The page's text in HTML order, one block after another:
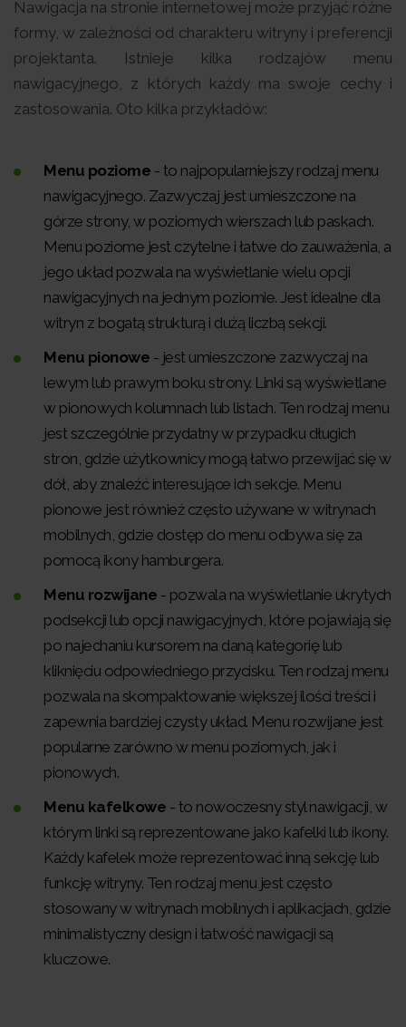
Nawigacja na stronie internetowej może przyjąć różne
formy, w zależności od charakteru witryny i preferencji
projektanta. Istnieje kilka rodzajów menu
nawigacyjnego, z których każdy ma swoje cechy i
zastosowania. Oto kilka przykładów:
Menu poziome - to najpopularniejszy rodzaj menu
nawigacyjnego. Zazwyczaj jest umieszczone na
górze strony, w poziomych wierszach lub paskach.
Menu poziome jest czytelne i łatwe do zauważenia, a
jego układ pozwala na wyświetlanie wielu opcji
nawigacyjnych na jednym poziomie. Jest idealne dla
witryn z bogatą strukturą i dużą liczbą sekcji.
Menu pionowe - jest umieszczone zazwyczaj na
lewym lub prawym boku strony. Linki są wyświetlane
w pionowych kolumnach lub listach. Ten rodzaj menu
jest szczególnie przydatny w przypadku długich
stron, gdzie użytkownicy mogą łatwo przewijać się w
dół, aby znaleźć interesujące ich sekcje. Menu
pionowe jest również często używane w witrynach
mobilnych, gdzie dostęp do menu odbywa się za
pomocą ikony hamburgera.
Menu rozwijane - pozwala na wyświetlanie ukrytych
podsekcji lub opcji nawigacyjnych, które pojawiają się
po najechaniu kursorem na daną kategorię lub
kliknięciu odpowiedniego przycisku. Ten rodzaj menu
pozwala na skompaktowanie większej ilości treści i
zapewnia bardziej czysty układ. Menu rozwijane jest
popularne zarówno w menu poziomych, jak i
pionowych.
Menu kafelkowe - to nowoczesny styl nawigacji, w
którym linki są reprezentowane jako kafelki lub ikony.
Każdy kafelek może reprezentować inną sekcję lub
funkcję witryny. Ten rodzaj menu jest często
stosowany w witrynach mobilnych i aplikacjach, gdzie
minimalistyczny design i łatwość nawigacji są
kluczowe.